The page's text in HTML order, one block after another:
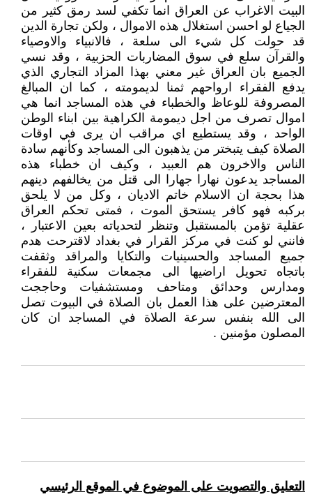
البيت الاغراب عن العراق انما تكفي لسد رمق كثير من
الجياع لو احسن استغلال هذه الاموال ، ولكن تجارة الدين
قد حولت كل شيء الى سلعة ، فالانبياء والاوصياء
والقرآن سلع في سوق المضاربات الحزبية ، وقد نسي
الجميع بان العراق غير معني بهذا المزاد التجاري الذي
يدفع الفقراء ارواحهم ثمنا لديمومته ، كما ان المبالغ
المصروفة للوعاظ والخطباء في هذه المساجد انما هي
اموال تصرف من اجل ديمومة الكراهية بين ابناء الوطن
الواحد ، وقد يستطيع اي مراقب ان يرى في اوقات
الصلاة كيف يتبختر من يذهبون الى المساجد وكأنهم سادة
الناس والاخرون هم العبيد ، وكيف ان خطباء هذه
المساجد يدعون نهارا جهارا الى قتل من يخالفهم دينهم
هذا بحجة ان الاسلام خاتم الاديان ، وكل من لا يلحق
بركبه فهو كافر يستحق الموت ، فمتى تحكم العراق
عقلية تؤمن بالمستقبل وتنظر لتحدياته بعين الاعتبار ،
فانني لو كنت في مركز القرار في بغداد لاقترحت هدم
جميع المساجد والحسينيات والتكايا والمراقد وثقفت
باتجاه تحويل اراضيها الى مجمعات سكنية للفقراء
ومدارس وحدائق ومتاحف ومستشفيات وحاججت
المعترضين على هذا العمل بان الصلاة في البيوت تصل
الى الله بنفس سرعة الصلاة في المساجد ان كان
المصلون مؤمنين .
التعليق والتصويت على الموضوع في الموقع الرئيسي